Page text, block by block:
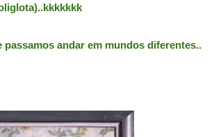
andar em mundos diferentes..